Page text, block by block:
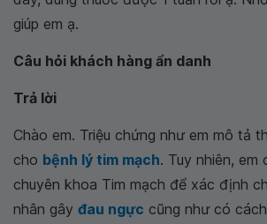
giúp em ạ.
Câu hỏi khách hàng ẩn danh
Trả lời
Chào em. Triệu chứng như em mô tả
cho bệnh lý tim mạch. Tuy nhiên, em
chuyên khoa Tim mạch để xác định
nhân gây đau ngực cũng như có